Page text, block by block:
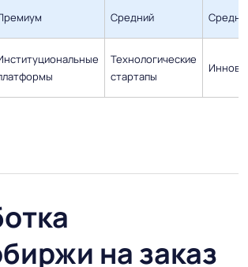
Средний
Технологические
стартапы
на заказ